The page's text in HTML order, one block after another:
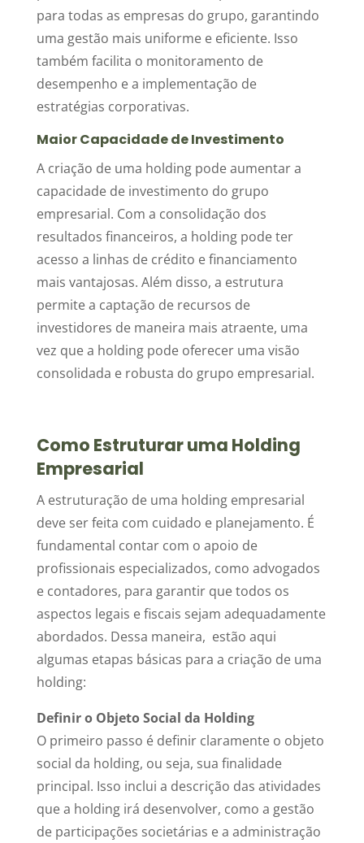
para todas as empresas do grupo, garantindo
uma gestão mais uniforme e eficiente. Isso
também facilita o monitoramento de
desempenho e a implementação de
estratégias corporativas.
Maior Capacidade de Investimento
A criação de uma holding pode aumentar a
capacidade de investimento do grupo
empresarial. Com a consolidação dos
resultados financeiros, a holding pode ter
acesso a linhas de crédito e financiamento
mais vantajosas. Além disso, a estrutura
permite a captação de recursos de
investidores de maneira mais atraente, uma
vez que a holding pode oferecer uma visão
consolidada e robusta do grupo empresarial.
Como Estruturar uma Holding
Empresarial
A estruturação de uma holding empresarial
deve ser feita com cuidado e planejamento. É
fundamental contar com o apoio de
profissionais especializados, como advogados
e contadores, para garantir que todos os
aspectos legais e fiscais sejam adequadamente
abordados. Dessa maneira, estão aqui
algumas etapas básicas para a criação de uma
holding:
Definir o Objeto Social da Holding
O primeiro passo é definir claramente o objeto
social da holding, ou seja, sua finalidade
principal. Isso inclui a descrição das atividades
que a holding irá desenvolver, como a gestão
de participações societárias e a administração